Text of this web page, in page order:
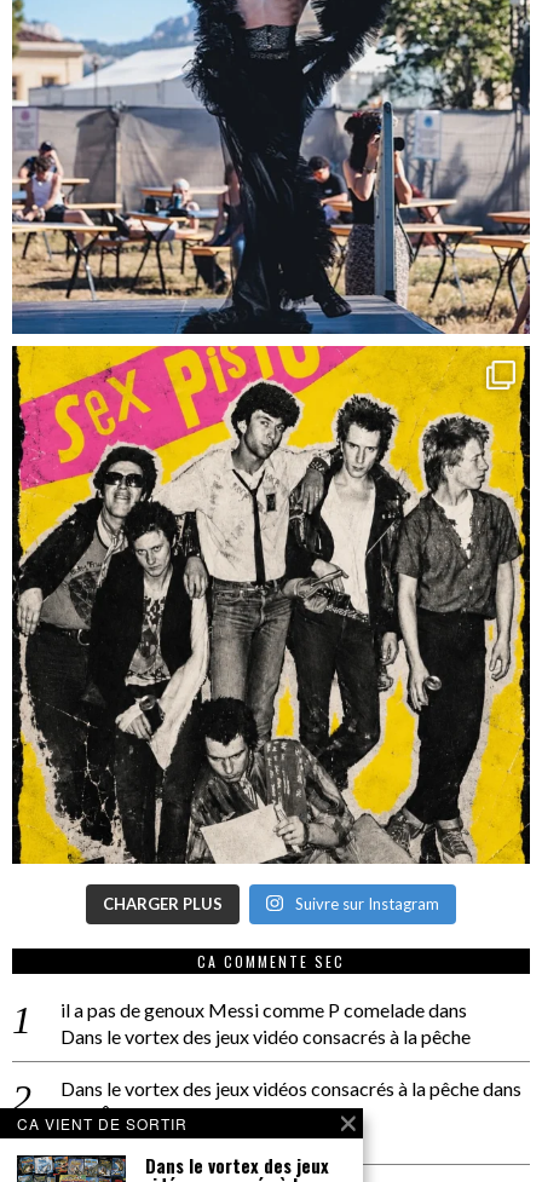
CHARGER PLUS Suivre sur Instagram
CA COMMENTE SEC
il a pas de genoux Messi comme P comeladedans
Dans le vortex des jeux vidéo consacrés à la pêche
Dans le vortex des jeux vidéos consacrés à la pêchedans
PACÔME THIELLEMENT
La séance d’Hip Gnose
CA VIENT DE SORTIR
Dans le vortex des jeux